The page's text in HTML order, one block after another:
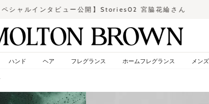
ラ
イ
ド
シ
ペシャルインタビュー公開】Stories02 宮脇花綸さん
ハンド ヘア フレグランス ホームフレグランス メンズ